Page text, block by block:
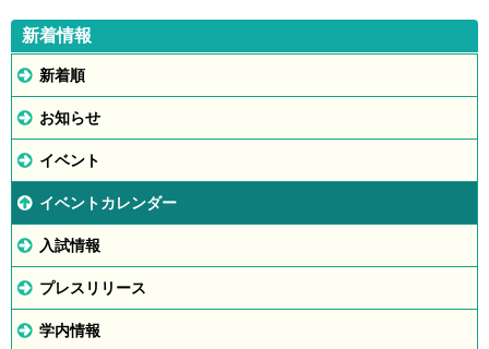
新着情報
新着順
お知らせ
イベント
イベントカレンダー
入試情報
プレスリリース
学内情報